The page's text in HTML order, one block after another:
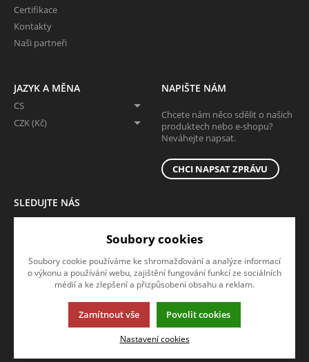
Certifikace
Kontakty
Naši partneři
JAZYK A MĚNA
CS
CZK (Kč)
NAPIŠTE NÁM
Chcete nám něco sdělit o našich
produktech nebo e-shopu?
Neváhejte napsat.
CHCI NAPSAT ZPRÁVU
SLEDUJTE NÁS
Tato stránka používá soubory cookies. Klikněte pro více informací.
Soubory cookies
Soubory cookie používáme ke shromažďování a analýze informací
o výkonu a používání webu, zajištění fungování funkcí ze sociálních
médií a ke zlepšení a přizpůsobení obsahu a reklam.
Zamítnout vše Povolit cookies
Nastavení cookies